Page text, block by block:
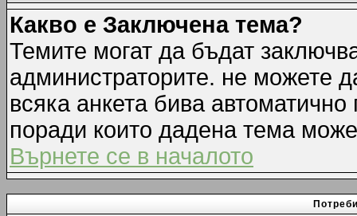
Какво е Заключена тема?
Темите могат да бъдат
администраторите. не можете
всяка анкета бива
поради които дадена тема
Върнете се в началото